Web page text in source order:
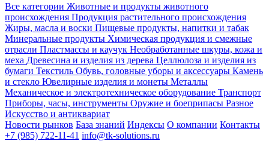
Все категории Животные и продукты животного
происхождения Продукция растительного происхождения
Жиры, масла и воски Пищевые продукты, напитки и табак
Минеральные продукты Химическая продукция и смежные
отрасли Пластмассы и каучук Необработанные шкуры, кожа и
меха Древесина и изделия из дерева Целлюлоза и изделия из
бумаги Текстиль Обувь, головные уборы и аксессуары Камень
и стекло Ювелирные изделия и монеты Металлы
Механическое и электротехническое оборудование Транспорт
Приборы, часы, инструменты Оружие и боеприпасы Разное
Искусство и антиквариат
Новости рынков База знаний Индексы О компании Контакты
+7 (985) 722-11-41 info@tk-solutions.ru